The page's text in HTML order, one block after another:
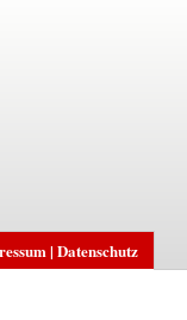
| Datenschutz